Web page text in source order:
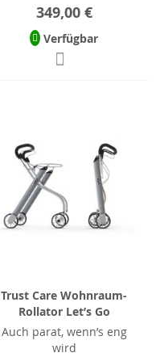
349,00 €
Verfügbar
Trust Care Wohnraum-
Rollator Let’s Go
Auch parat, wenn’s eng
wird